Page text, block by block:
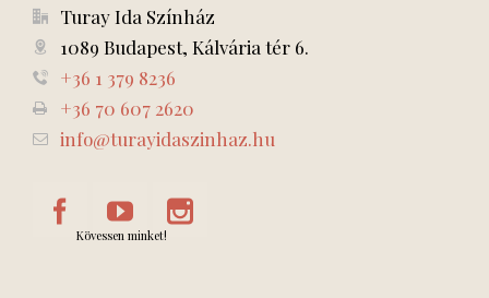
Turay Ida Színház
1089 Budapest, Kálvária tér 6.
+36 1 379 8236
+36 70 607 2620
info@turayidaszinhaz.hu
Kövessen minket!